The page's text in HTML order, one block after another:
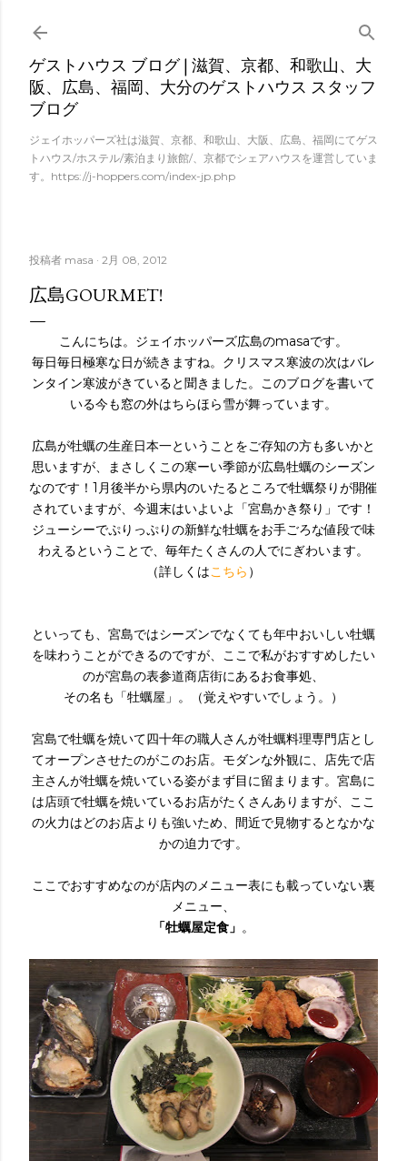
スキップしてメイン コンテンツに移動
ゲストハウス ブログ | 滋賀、京都、和歌山、大
阪、広島、福岡、大分のゲストハウス スタッフ
ブログ
ジェイホッパーズ社は滋賀、京都、和歌山、大阪、広島、福岡にてゲス
トハウス/ホステル/素泊まり旅館/、京都でシェアハウスを運営していま
す。https://j-hoppers.com/index-jp.php
投稿者 masa 2月 08, 2012
広島GOURMET!
こんにちは。ジェイホッパーズ広島のmasaです。
毎日毎日極寒な日が続きますね。クリスマス寒波の次はバレ
ンタイン寒波がきていると聞きました。このブログを書いて
いる今も窓の外はちらほら雪が舞っています。
広島が牡蠣の生産日本一ということをご存知の方も多いかと
思いますが、まさしくこの寒ーい季節が広島牡蠣のシーズン
なのです！1月後半から県内のいたるところで牡蠣祭りが開催
されていますが、今週末はいよいよ「宮島かき祭り」です！
ジューシーでぷりっぷりの新鮮な牡蠣をお手ごろな値段で味
わえるということで、毎年たくさんの人でにぎわいます。
（詳しくはこちら ）
といっても、宮島ではシーズンでなくても年中おいしい牡蠣
を味わうことができるのですが、ここで私がおすすめしたい
のが宮島の表参道商店街にあるお食事処、
その名も「牡蠣屋」。（覚えやすいでしょう。）
宮島で牡蠣を焼いて四十年の職人さんが牡蠣料理専門店とし
てオープンさせたのがこのお店。モダンな外観に、店先で店
主さんが牡蠣を焼いている姿がまず目に留まります。宮島に
は店頭で牡蠣を焼いているお店がたくさんありますが、ここ
の火力はどのお店よりも強いため、間近で見物するとなかな
かの迫力です。
ここでおすすめなのが店内のメニュー表にも載っていない裏
メニュー、
「牡蠣屋定食」 。